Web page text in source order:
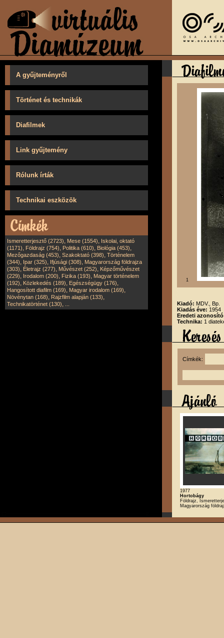
A gyűjteményről
Történet és technikák
Diafilmek
Link gyűjtemény
Rólunk írták
Technikai eszközök
Ismeretterjesztő (2723), Mese (1554), Iskolai, oktató
(1171), Földrajz (754), Politika (610), Biológia (453),
Mezőgazdaság (453), Szakoktató (398), Történelem
(344), Ipar (325), Ifjúsági (308), Magyarország földrajza
(303), Életrajz (277), Művészet (252), Képzőművészet
(229), Irodalom (200), Fizika (193), Magyar történelem
(192), Közlekedés (189), Egészségügy (176),
Hangosított diafilm (169), Magyar irodalom (169),
Növénytan (168), Rajzfilm alapján (133),
Technikatörténet (130),
1
Kiadó: MDV., Bp.
Kiadás éve: 1954
Eredeti
Technika: 1
Címkék:
1977
Hortobágy
Földrajz,
Magyarország